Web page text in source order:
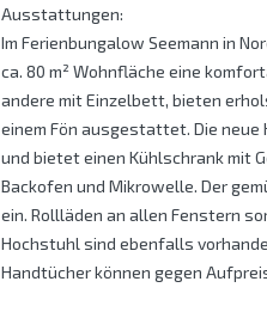
Ausstattungen:
Im Ferienbungalow Seemann in
ca. 80 m² Wohnfläche eine
andere mit Einzelbett, bieten
einem Fön ausgestattet. Die
und bietet einen Kühlschrank mit
Backofen und Mikrowelle. Der
ein. Rollläden an allen Fenstern
Hochstuhl sind ebenfalls
Handtücher können gegen